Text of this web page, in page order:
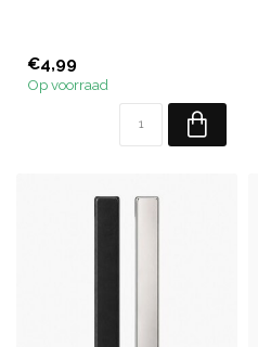
€4,99
Op voorraad